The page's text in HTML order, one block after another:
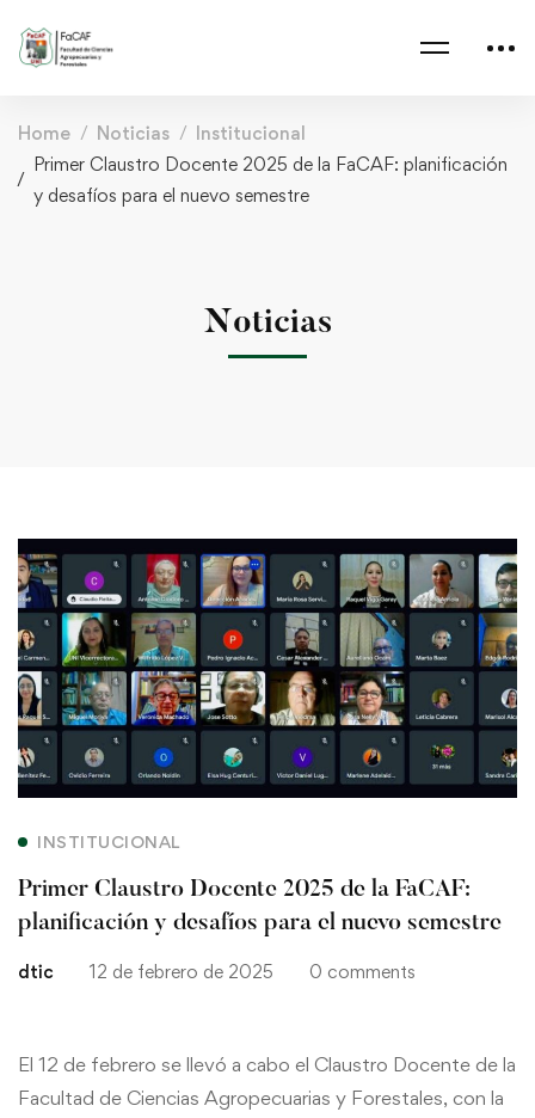
Home Noticias
Institucional
Primer Claustro Docente 2025 de la FaCAF: planificación
y desafíos para el nuevo semestre
Noticias
Primer
Claustro
Docente
2025
de
la
FaCAF:
planificación
y
para
INSTITUCIONAL
Primer Claustro Docente 2025 de la FaCAF:
planificación y desafíos para el nuevo semestre
dtic 12 de febrero de 2025 0 comments
El 12 de febrero se llevó a cabo el Claustro Docente de la
Facultad de Ciencias Agropecuarias y Forestales, con la